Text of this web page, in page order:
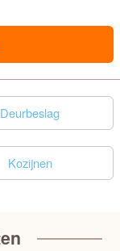
Deurbeslag
Kozijnen